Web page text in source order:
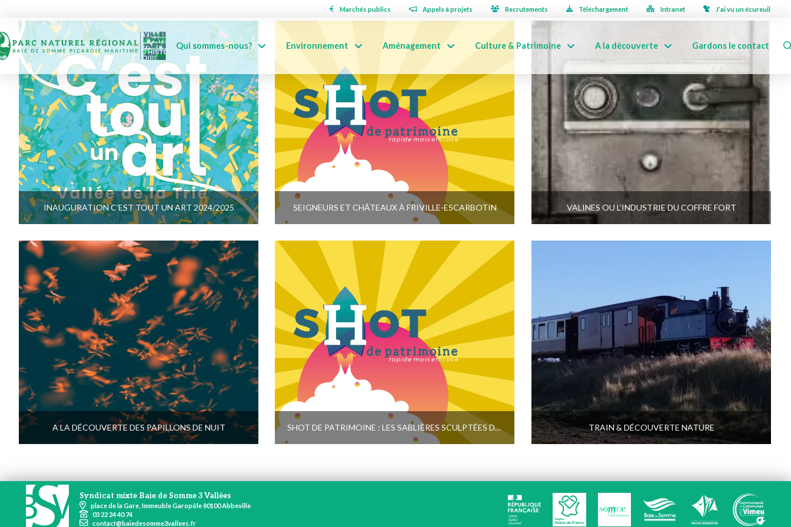
Marchés publics Appels à projets Recrutements Téléchargement Intranet J’ai vu un écureuil
Qui sommes-nous? Environnement Aménagement Culture & Patrimoine A la découverte Gardons le contact
INAUGURATION C’EST TOUT UN ART 2024/2025 SEIGNEURS ET CHÂTEAUX À FRIVILLE-ESCARBOTIN VALINES OU L’INDUSTRIE DU COFFRE FORT
A LA DÉCOUVERTE DES PAPILLONS DE NUIT SHOT DE PATRIMOINE : LES SABLIÈRES SCULPTÉES DES ÉGLISES DU VIMEU TRAIN & DÉCOUVERTE NATURE
Syndicat mixte Baie de Somme 3 Vallées
place de la Gare, Immeuble Garopôle 80100 Abbeville
03 22 24 40 74
contact@baiedesomme3vallees.fr